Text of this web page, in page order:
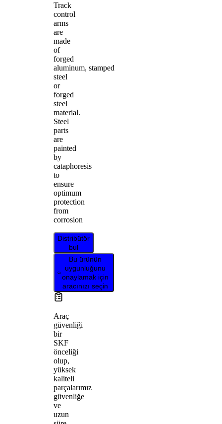
Track
control
arms
are
made
of
forged
aluminum, stamped
steel
or
forged
steel
material.
Steel
parts
are
painted
by
cataphoresis
to
ensure
optimum
protection
from
corrosion
Distribütör
bul
Bu ürünün
uygunluğunu
onaylamak için
aracınızı seçin
Araç
güvenliği
bir
SKF
önceliği
olup,
yüksek
kaliteli
parçalarımız
güvenliğe
ve
uzun